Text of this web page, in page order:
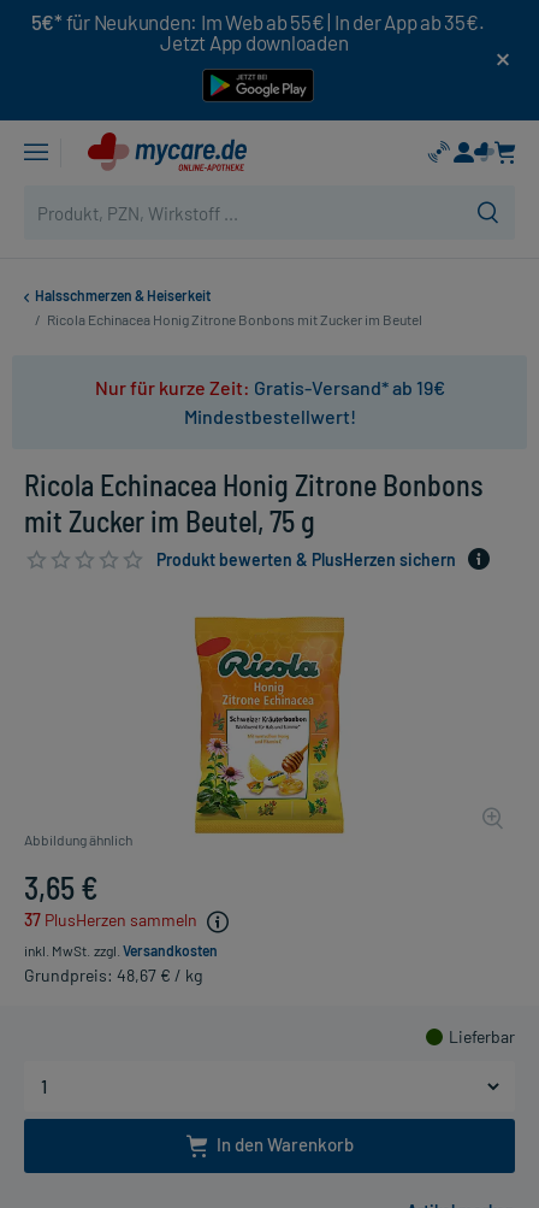
5€* für Neukunden: Im Web ab 55€ | In der App ab 35€.
Jetzt App downloaden
Halsschmerzen & Heiserkeit
/ Ricola Echinacea Honig Zitrone Bonbons mit Zucker im Beutel
Nur für kurze Zeit: Gratis-Versand* ab 19€
Mindestbestellwert!
Ricola Echinacea Honig Zitrone Bonbons
mit Zucker im Beutel, 75 g
Produkt bewerten & PlusHerzen sichern
Abbildung ähnlich
3,65 €
37 PlusHerzen sammeln
inkl. MwSt. zzgl. Versandkosten
Grundpreis: 48,67 € / kg
Lieferbar
In den Warenkorb